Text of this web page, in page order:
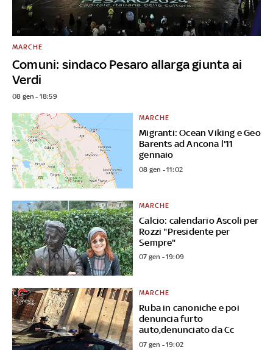
Comuni: sindaco Pesaro allarga giunta ai
Verdi
MARCHE
08 gen - 18:59
Migranti: Ocean Viking e Geo
Barents ad Ancona l'11
gennaio
MARCHE
08 gen - 11:02
Calcio: calendario Ascoli per
Rozzi "Presidente per
Sempre"
MARCHE
07 gen - 19:09
Ruba in canoniche e poi
denuncia furto
auto,denunciato da Cc
MARCHE
07 gen - 19:02